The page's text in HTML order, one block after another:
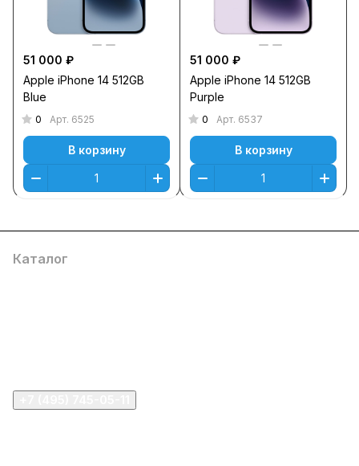
51 000 ₽
Apple iPhone 14 512GB
Blue
0 Арт. 6525
В корзину
51 000 ₽
Apple iPhone 14 512GB
Purple
0 Арт. 6537
В корзину
Каталог